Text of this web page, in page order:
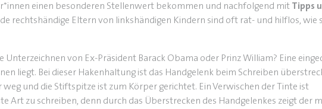
einen besonderen Stellenwert bekommen und nachfolgend mit Tipps
rechtshändige Eltern von linkshändigen Kindern sind oft rat- und hilflos, wie
Unterzeichnen von Ex-Präsident Barack Obama oder Prinz William? Eine
liegt. Bei dieser Hakenhaltung ist das Handgelenk beim Schreiben
und die Stiftspitze ist zum Körper gerichtet. Ein Verwischen der Tinte ist
Art zu schreiben, denn durch das Überstrecken des Handgelenkes zeigt der